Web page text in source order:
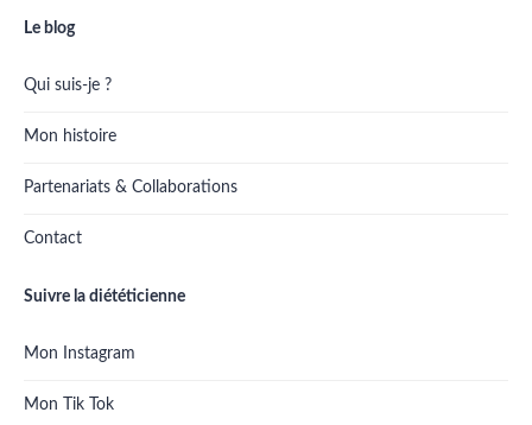
Le blog
Qui suis-je ?
Mon histoire
Partenariats & Collaborations
Contact
Suivre la diététicienne
Mon Instagram
Mon Tik Tok